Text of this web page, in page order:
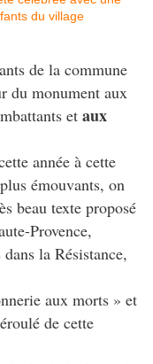
de la commune
du monument aux
et aux
année à cette
émouvants, on
beau texte proposé
Provence,
la Résistance,
aux morts » et
de cette